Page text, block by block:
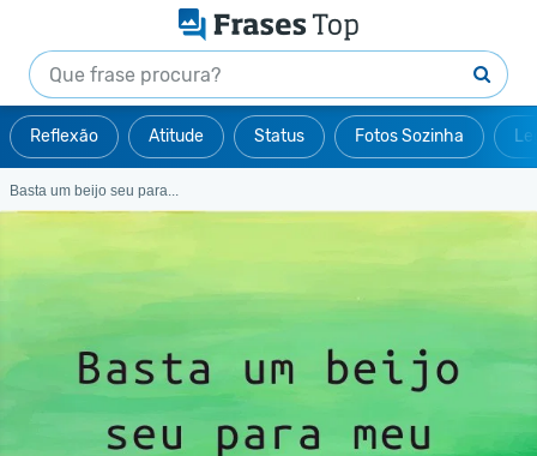
Reflexão Atitude Status Fotos Sozinha
Basta um beijo seu para...